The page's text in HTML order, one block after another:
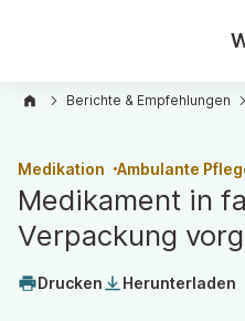
Berichte & Empfehlungen
Medikation Ambulante
Medikament in
Verpackung
Drucken Herunterladen